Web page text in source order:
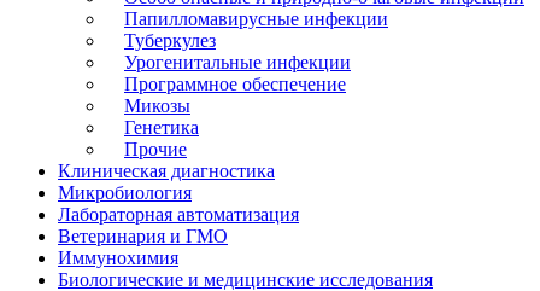
Папилломавирусные инфекции
Туберкулез
Урогенитальные инфекции
Программное обеспечение
Микозы
Генетика
Прочие
Клиническая диагностика
Микробиология
Лабораторная автоматизация
Ветеринария и ГМО
Иммунохимия
Биологические и медицинские исследования